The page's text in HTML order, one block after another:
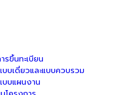
รขึ้นทะเบียน
บบเดี่ยวและแบบควบรวม
บบแผนงาน